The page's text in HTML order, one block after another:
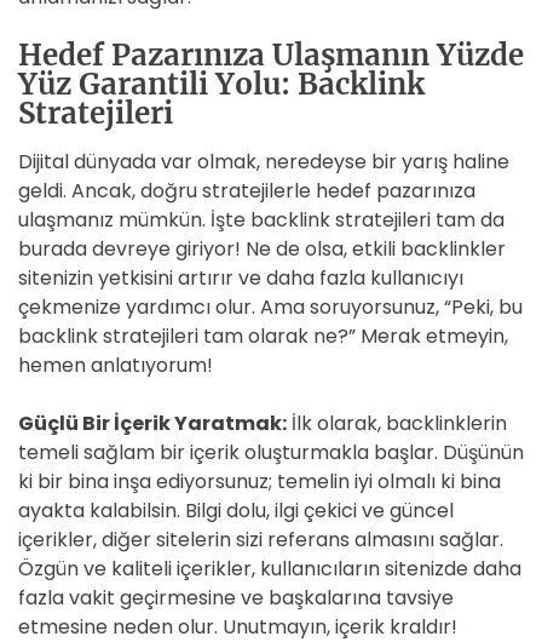
Hedef Pazarınıza Ulaşmanın Yüzde
Yüz Garantili Yolu: Backlink
Stratejileri
Dijital dünyada var olmak, neredeyse bir yarış haline
geldi. Ancak, doğru stratejilerle hedef pazarınıza
ulaşmanız mümkün. İşte backlink stratejileri tam da
burada devreye giriyor! Ne de olsa, etkili backlinkler
sitenizin yetkisini artırır ve daha fazla kullanıcıyı
çekmenize yardımcı olur. Ama soruyorsunuz, “Peki, bu
backlink stratejileri tam olarak ne?” Merak etmeyin,
hemen anlatıyorum!
Güçlü Bir İçerik Yaratmak: İlk olarak, backlinklerin
temeli sağlam bir içerik oluşturmakla başlar. Düşünün
ki bir bina inşa ediyorsunuz; temelin iyi olmalı ki bina
ayakta kalabilsin. Bilgi dolu, ilgi çekici ve güncel
içerikler, diğer sitelerin sizi referans almasını sağlar.
Özgün ve kaliteli içerikler, kullanıcıların sitenizde daha
fazla vakit geçirmesine ve başkalarına tavsiye
etmesine neden olur. Unutmayın, içerik kraldır!